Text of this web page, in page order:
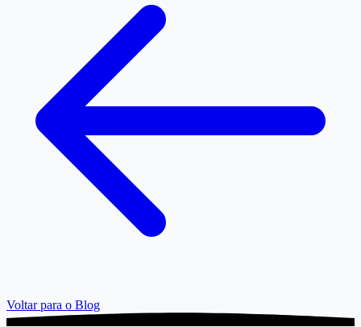
Voltar para o Blog